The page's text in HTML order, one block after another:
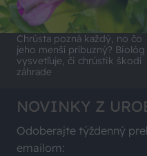
Chrústa pozná každý, no čo
jeho menší príbuzný? Biológ
vysvetľuje, či chrústik škodí
záhrade
NOVINKY Z
Odoberajte týždenný
emailom: